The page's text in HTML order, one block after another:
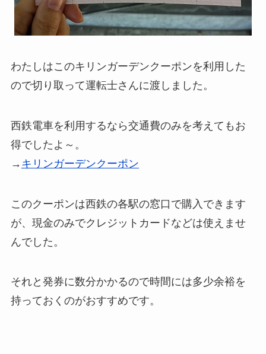
わたしはこのキリンガーデンクーポンを利用した
ので切り取って運転士さんに渡しました。
西鉄電車を利用するなら交通費のみを考えてもお
得でしたよ～。
→ キリンガーデンクーポン
このクーポンは西鉄の各駅の窓口で購入できます
が、現金のみでクレジットカードなどは使えませ
んでした。
それと発券に数分かかるので時間には多少余裕を
持っておくのがおすすめです。